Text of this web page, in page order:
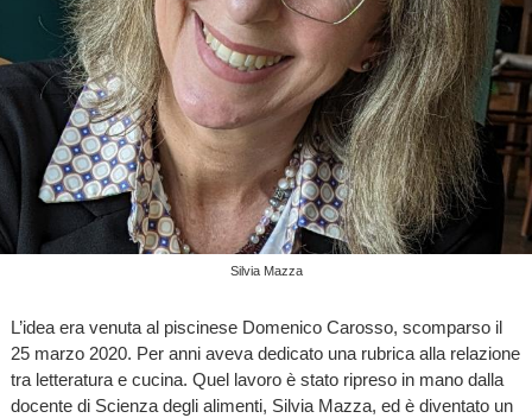
Silvia Mazza
L’idea era venuta al piscinese Domenico Carosso, scomparso il
25 marzo 2020. Per anni aveva dedicato una rubrica alla relazione
tra letteratura e cucina. Quel lavoro è stato ripreso in mano dalla
docente di Scienza degli alimenti, Silvia Mazza, ed è diventato un